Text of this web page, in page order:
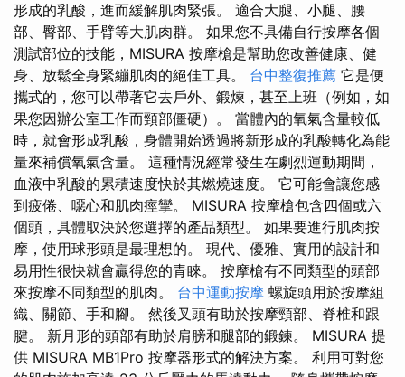
形成的乳酸，進而緩解肌肉緊張。 適合大腿、小腿、腰
部、臀部、手臂等大肌肉群。 如果您不具備自行按摩各個
測試部位的技能，MISURA 按摩槍是幫助您改善健康、健
身、放鬆全身緊繃肌肉的絕佳工具。 台中整復推薦 它是便
攜式的，您可以帶著它去戶外、鍛煉，甚至上班（例如，如
果您因辦公室工作而頸部僵硬）。 當體內的氧氣含量較低
時，就會形成乳酸，身體開始透過將新形成的乳酸轉化為能
量來補償氧氣含量。 這種情況經常發生在劇烈運動期間，
血液中乳酸的累積速度快於其燃燒速度。 它可能會讓您感
到疲倦、噁心和肌肉痙攣。 MISURA 按摩槍包含四個或六
個頭，具體取決於您選擇的產品類型。 如果要進行肌肉按
摩，使用球形頭是最理想的。 現代、優雅、實用的設計和
易​​用性很快就會贏得您的青睞。 按摩槍有不同類型的頭部
來按摩不同類型的肌肉。 台中運動按摩 螺旋頭用於按摩組
織、關節、手和腳。 然後叉頭有助於按摩頸部、脊椎和跟
腱。 新月形的頭部有助於肩膀和腿部的鍛鍊。 MISURA 提
供 MISURA MB1Pro 按摩器形式的解決方案。 利用可對您